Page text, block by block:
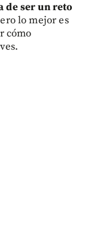
de ser un reto
lo mejor es
cómo